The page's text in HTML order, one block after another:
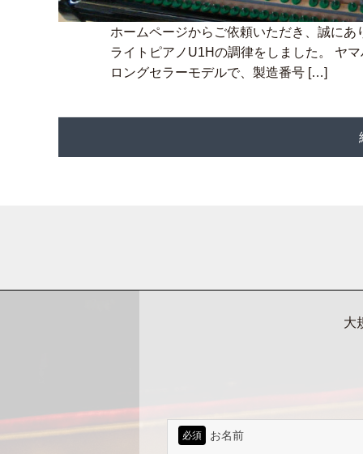
ホームページからご依頼いただき、誠に
ライトピアノU1Hの調律をしました。 ヤ
ロングセラーモデルで、製造番号 […]
大
必須 お名前